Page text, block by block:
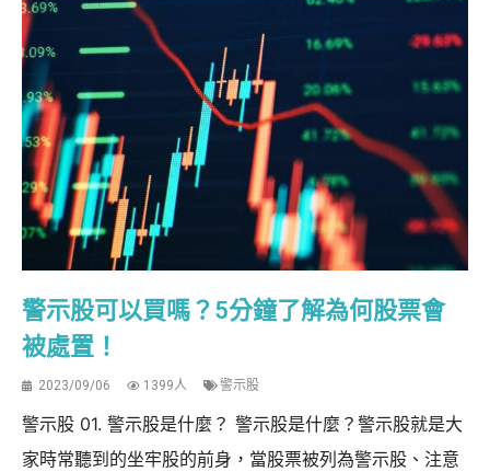
警示股可以買嗎？5分鐘了解為何股票會
被處置！
2023/09/06 1399人 警示股
警示股 01. 警示股是什麼？ 警示股是什麼？警示股就是大
家時常聽到的坐牢股的前身，當股票被列為警示股、注意